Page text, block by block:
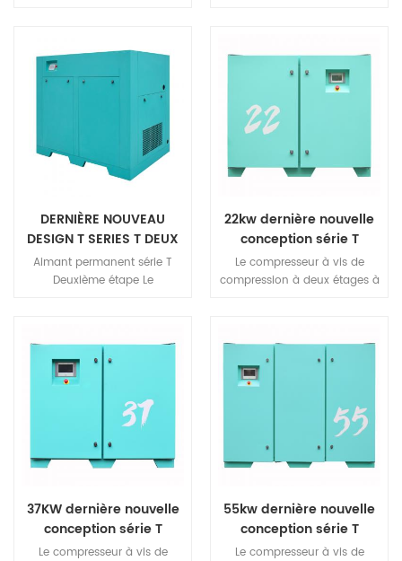
vitesse du moteur, suivi du
flux d'air nouveau IPM moteur,
peut économiser de l'énergie
de vie peut économiser en
moyenne 37%.
atteindre 35%.
DERNIÈRE NOUVEAU
DESIGN T SERIES T DEUX
STACE Compression VSD
Compresseur d'air à vis
Aimant permanent série T
Deuxième étape Le
Moteur principal à vis, qui
contient deux unités de
compression indépendantes,
optimise la structure interne
du rotor et haut rendement
deux étapes La compression
fournit le World's le plus haut
22kw dernière nouvelle
conception série T
compresseur d'air à vis
Vsd à compression à
Le compresseur à vis de
compression à deux étages à
étages, qui contient deux
unités de compression
indépendantes, optimise la
structure interne du rotor et
une compression à deux
étages à haut rendement
offre le plus haut niveau de
37KW dernière nouvelle
conception série T
compresseur d'air à vis
Le compresseur à vis de
55kw dernière nouvelle
conception série T
compresseur d'air à vis
Le compresseur à vis de